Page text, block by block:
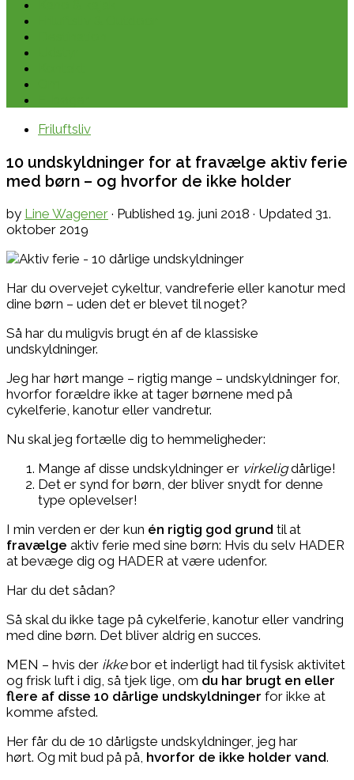
Friluftsliv
10 undskyldninger for at fravælge aktiv ferie
med børn – og hvorfor de ikke holder
by Line Wagener · Published 19. juni 2018 · Updated 31.
oktober 2019
Har du overvejet cykeltur, vandreferie eller kanotur med
dine børn – uden det er blevet til noget?
Så har du muligvis brugt én af de klassiske
undskyldninger.
Jeg har hørt mange ­– rigtig mange – undskyldninger for,
hvorfor forældre ikke at tager børnene med på
cykelferie, kanotur eller vandretur.
Nu skal jeg fortælle dig to hemmeligheder:
Mange af disse undskyldninger er virkeligdårlige!
Det er synd for børn, der bliver snydt for denne
type oplevelser!
I min verden er der kun én rigtig god grund til at
fravælge aktiv ferie med sine børn: Hvis du selv HADER
at bevæge dig og HADER at være udenfor.
Har du det sådan?
Så skal du ikke tage på cykelferie, kanotur eller vandring
med dine børn. Det bliver aldrig en succes.
MEN – hvis der ikkebor et inderligt had til fysisk aktivitet
og frisk luft i dig, så tjek lige, om du har brugt en eller
flere af disse 10 dårlige undskyldninger for ikke at
komme afsted.
Her får du de 10 dårligste undskyldninger, jeg har
hørt. Og mit bud på på, hvorfor de ikke holder vand.